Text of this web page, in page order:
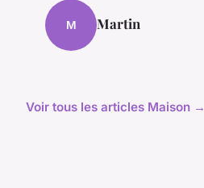
M Martin
Voir tous les articles Maison →